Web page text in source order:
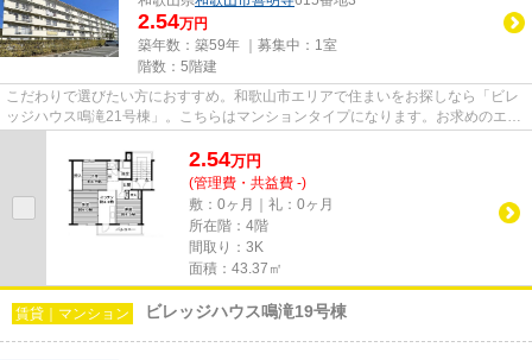
2.54万円
築年数：築59年 ｜募集中： 1室
階数：5階建
こだわりで選びたい方におすすめ。和歌山市エリアで住まいをお探しなら「ビレ
ッジハウス鳴滝21号棟」。こちらはマンションタイプになります。お求めのエリ
2.54万円
(管理費・共益費 -)
敷：0ヶ月｜礼：0ヶ月
所在階：4階
間取り：3K
面積：43.37㎡
賃貸｜マンション ビレッジハウス鳴滝19号棟